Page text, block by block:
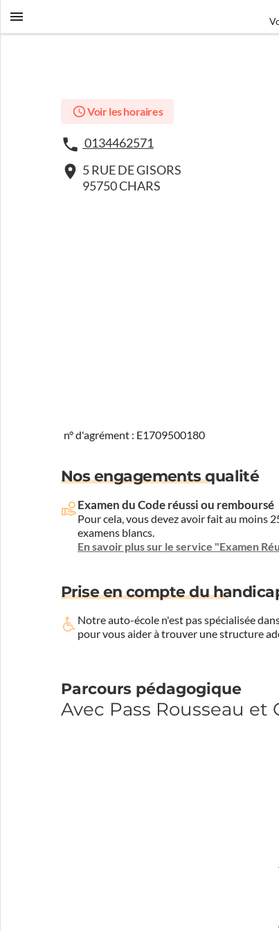
Voir les horaires
0134462571
5 RUE DE GISORS
95750 CHARS
n° d'agrément : E1709500180
Nos engagements qualité
Examen du Code réussi ou remboursé
Pour cela, vous devez avoir fait au moins
examens blancs.
En savoir plus sur le service "Examen
Prise en compte du
Notre auto-école n'est pas spécialisée
pour vous aider à trouver une structure
Parcours pédagogique
Avec Pass Rousseau et